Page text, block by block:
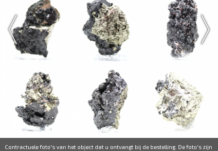
Contractuele foto's van het object dat u ontvangt bij de bestelling. De foto's zijn